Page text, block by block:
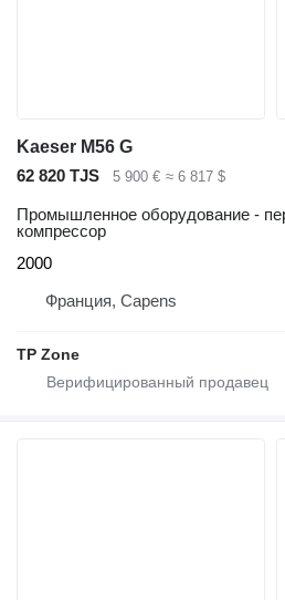
Kaeser M56 G
62 820 TJS
5 900 € ≈ 6 817 $
Промышленное оборудование -
компрессор
2000
Франция, Capens
TP Zone